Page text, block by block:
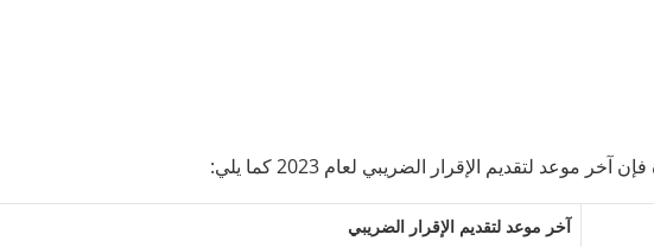
لتقديم الإقرار الضريبي لعام 2023 كما يلي:
آخر موعد لتقديم الإقرار الضريبي